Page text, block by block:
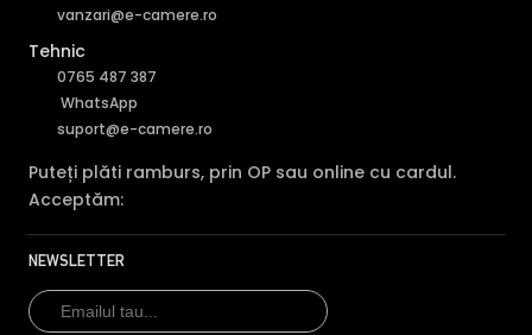
vanzari@e-camere.ro
Tehnic
0765 487 387
WhatsApp
suport@e-camere.ro
Puteți plăti ramburs, prin OP sau online cu cardul.
Acceptăm:
NEWSLETTER